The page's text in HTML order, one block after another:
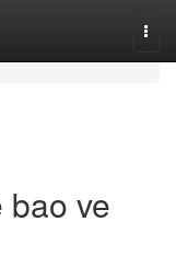
bao ve